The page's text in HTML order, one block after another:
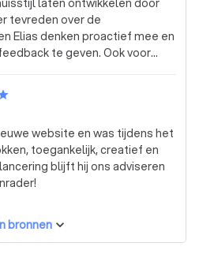
tevreden over de
Elias denken proactief mee en
te geven. Ook voor
! Een echte aanrader.
website en was tijdens het
toegankelijk, creatief en
blijft hij ons adviseren
bronnen